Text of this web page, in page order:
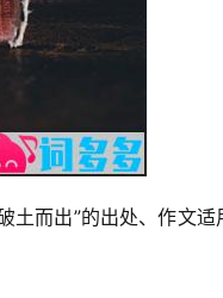
土而出”的出处、作文适